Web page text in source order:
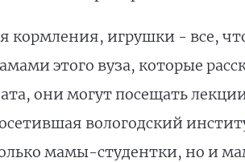
кормления, игрушки - все,
этого вуза, которые
они могут посещать
вологодский
мамы-студентки, но и